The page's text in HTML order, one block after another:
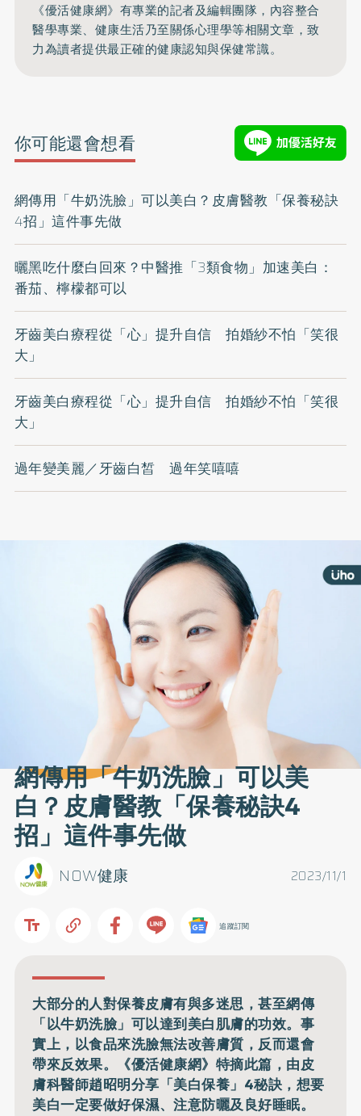
《優活健康網》有專業的記者及編輯團隊，內容整合
醫學專業、健康生活乃至關係心理學等相關文章，致
力為讀者提供最正確的健康認知與保健常識。
你可能還會想看
網傳用「牛奶洗臉」可以美白？皮膚醫教「保養秘訣
4招」這件事先做
曬黑吃什麼白回來？中醫推「3類食物」加速美白：
番茄、檸檬都可以
牙齒美白療程從「心」提升自信 拍婚紗不怕「笑很
大」
牙齒美白療程從「心」提升自信 拍婚紗不怕「笑很
大」
過年變美麗／牙齒白皙 過年笑嘻嘻
網傳用「牛奶洗臉」可以美
白？皮膚醫教「保養秘訣4
招」這件事先做
2023/11/1
NOW健康
追蹤訂閱
大部分的人對保養皮膚有與多迷思，甚至網傳
「以牛奶洗臉」可以達到美白肌膚的功效。事
實上，以食品來洗臉無法改善膚質，反而還會
帶來反效果。《優活健康網》特摘此篇，由皮
膚科醫師趙昭明分享「美白保養」4秘訣，想要
美白一定要做好保濕、注意防曬及良好睡眠。